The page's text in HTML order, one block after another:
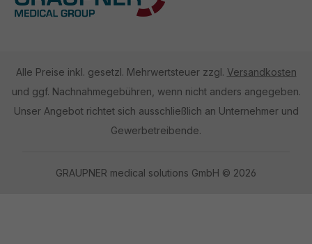
Alle Preise inkl. gesetzl. Mehrwertsteuer zzgl. Versandkosten
und ggf. Nachnahmegebühren, wenn nicht anders angegeben.
Unser Angebot richtet sich ausschließlich an Unternehmer und
Gewerbetreibende.
GRAUPNER medical solutions GmbH © 2026